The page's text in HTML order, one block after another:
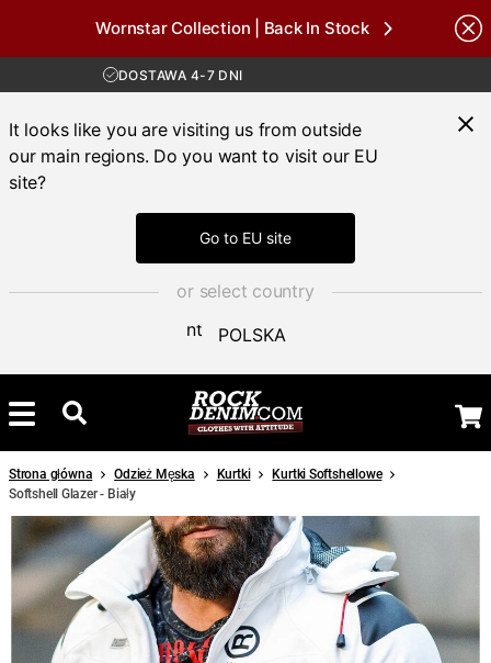
Wornstar Collection | Back In Stock
DARMOWA WYSYŁKA POWYŻEJ 450 ZŁ
DOSTAWA 4-7 DNI
DARMOWA WYSYŁKA POWYŻEJ 450 ZŁ
It looks like you are visiting us from outside
our main regions. Do you want to visit our EU
site?
Go to EU site
or select country
POLSKA
Strona główna Odzież Męska Kurtki
Kurtki Softshellowe
Softshell Glazer - Biały